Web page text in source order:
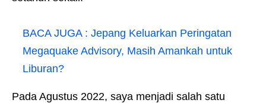
BACA JUGA : Jepang Keluarkan Peringatan
Megaquake Advisory, Masih Amankah untuk
Liburan?
Pada Agustus 2022, saya menjadi salah satu